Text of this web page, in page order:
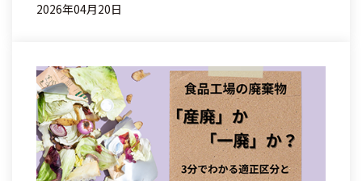
2026年04月20日